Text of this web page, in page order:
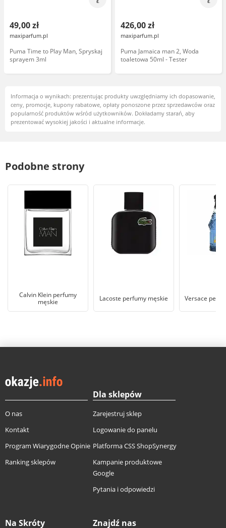
49,00 zł
maxiparfum.pl
Puma Time to Play Man, Spryskaj
sprayem 3ml
426,00 zł
maxiparfum.pl
Puma Jamaica man 2, Woda
toaletowa 50ml - Tester
Informacja o wynikach: prezentując produkty uwzględniamy ich dopasowanie,
ceny, promocje, kupony rabatowe, opłaty ponoszone przez sprzedawców oraz
popularność produktów wśród użytkowników. Dokładamy starań, aby
prezentować wysokiej jakości i aktualne informacje.
Podobne strony
Calvin Klein perfumy
męskie
Lacoste perfumy męskie Versace
O nas
Kontakt
Program Wiarygodne Opinie
Ranking sklepów
Dla sklepów
Zarejestruj sklep
Logowanie do panelu
Platforma CSS ShopSynergy
Kampanie produktowe
Google
Pytania i odpowiedzi
Na Skróty Znajdź nas